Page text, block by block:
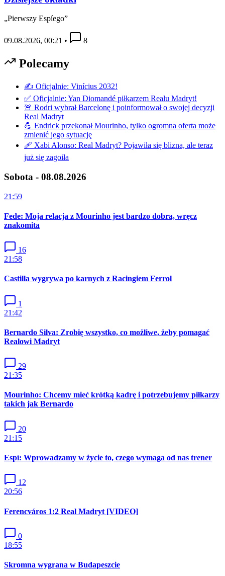
„Pierwszy Espíego”
09.08.2026, 00:21 • 8
Polecamy
✍️ Oficjalnie: Vinícius 2032!
✅ Oficjalnie: Yan Diomandé piłkarzem Realu Madryt!
🚨 Rodri wybrał Barcelonę i poinformował o swojej decyzji
Real Madryt
💪 Endrick przekonał Mourinho, tylko ogromna oferta może
zmienić jego sytuację
🩹 Xabi Alonso: Real Madryt? Pojawiła się blizna, ale teraz
już się zagoiła
Sobota - 08.08.2026
21:59
Fede: Moja relacja z Mourinho jest bardzo dobra, wręcz
znakomita
16
21:58
Castilla wygrywa po karnych z Racingiem Ferrol
1
21:42
Bernardo Silva: Zrobię wszystko, co możliwe, żeby pomagać
Realowi Madryt
29
21:35
Mourinho: Chcemy mieć krótką kadrę i potrzebujemy piłkarzy
takich jak Bernardo
20
21:15
Espí: Wprowadzamy w życie to, czego wymaga od nas trener
12
20:56
Ferencváros 1:2 Real Madryt [VIDEO]
0
18:55
Skromna wygrana w Budapeszcie